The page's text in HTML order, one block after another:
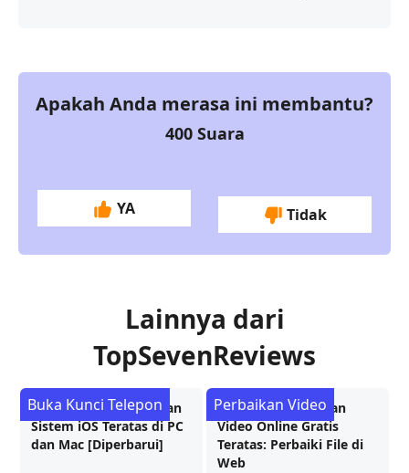
Apakah Anda merasa ini membantu?
400Suara
YA Tidak
Lainnya dari
TopSevenReviews
Ulasan 7 Alat Perbaikan
Sistem iOS Teratas di PC
dan Mac [Diperbarui]
Buka Kunci Telepon
5 Aplikasi Perbaikan
Video Online Gratis
Teratas: Perbaiki File di
Web
Perbaikan Video